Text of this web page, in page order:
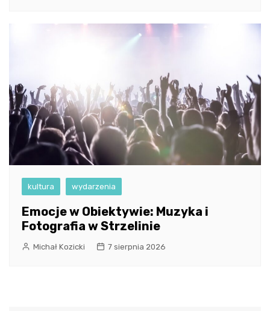
kultura wydarzenia
Emocje w Obiektywie: Muzyka i
Fotografia w Strzelinie
Michał Kozicki 7 sierpnia 2026